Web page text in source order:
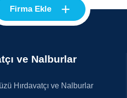
Firma Ekle +
ve Nalburlar
Hırdavatçı ve Nalburlar